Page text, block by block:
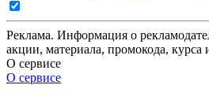
Реклама. Информация о
акции, материала, промокода, курса
О сервисе
О сервисе